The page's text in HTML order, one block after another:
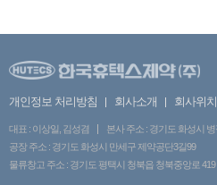
개인정보 처리방침 회사소개 회사위치
대표 : 이상일, 김성겸
본사 주소 : 경기도 화성시
공장 주소 : 경기도 화성시 만세구 제약공단3길99
물류창고 주소 : 경기도 평택시 청북읍 청북중앙로 419